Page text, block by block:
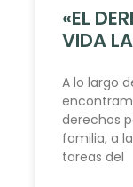
«EL
VIDA
A lo largo
derechos
familia, a
tareas del